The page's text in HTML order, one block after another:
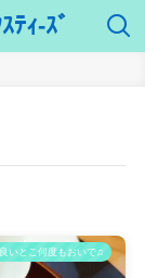
ｨ-ｽﾞ
いとこ何度もおいで♫